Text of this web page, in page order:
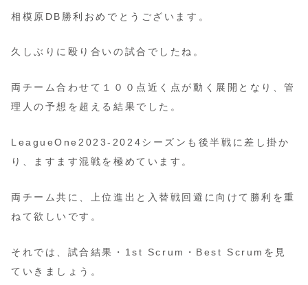
相模原DB勝利おめでとうございます。
久しぶりに殴り合いの試合でしたね。
両チーム合わせて１００点近く点が動く展開となり、管
理人の予想を超える結果でした。
LeagueOne2023-2024シーズンも後半戦に差し掛か
り、ますます混戦を極めています。
両チーム共に、上位進出と入替戦回避に向けて勝利を重
ねて欲しいです。
それでは、試合結果・1st Scrum・Best Scrumを見
ていきましょう。